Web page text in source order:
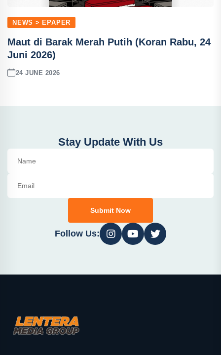
NEWS > EPAPER
Maut di Barak Merah Putih (Koran Rabu, 24
Juni 2026)
24 JUNE 2026
Stay Update With Us
Submit Now
Follow Us: